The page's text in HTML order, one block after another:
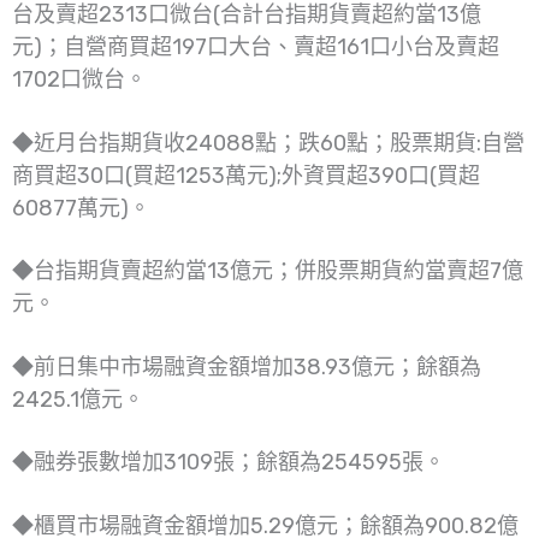
台及賣超2313口微台(合計台指期貨賣超約當13億
元)；自營商買超197口大台、賣超161口小台及賣超
1702口微台。
◆近月台指期貨收24088點；跌60點；股票期貨:自營
商買超30口(買超1253萬元);外資買超390口(買超
60877萬元)。
◆台指期貨賣超約當13億元；併股票期貨約當賣超7億
元。
◆前日集中市場融資金額增加38.93億元；餘額為
2425.1億元。
◆融券張數增加3109張；餘額為254595張。
◆櫃買市場融資金額增加5.29億元；餘額為900.82億